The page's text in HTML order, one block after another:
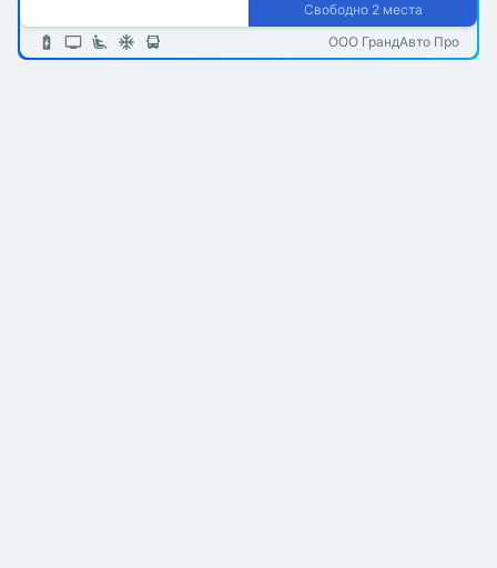
Свободно 2 места
ООО ГрандАвто Про